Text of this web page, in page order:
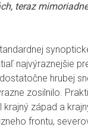
teraz
najvýraznejšie
hrubej
zosilnilo.
západ a
frontu,